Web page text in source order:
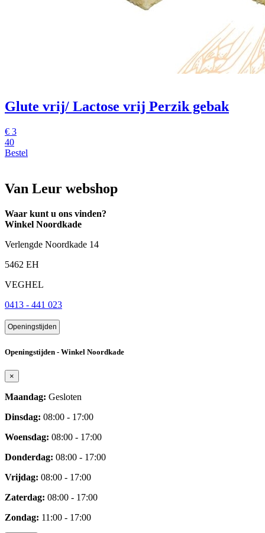
Glute vrij/ Lactose vrij Perzik gebak
€ 3
40
Bestel
Van Leur webshop
Waar kunt u ons vinden?
Winkel Noordkade
Verlengde Noordkade 14
5462 EH
VEGHEL
0413 - 441 023
Openingstijden
Openingstijden - Winkel Noordkade
×
Maandag: Gesloten
Dinsdag: 08:00 - 17:00
Woensdag: 08:00 - 17:00
Donderdag: 08:00 - 17:00
Vrijdag: 08:00 - 17:00
Zaterdag: 08:00 - 17:00
Zondag: 11:00 - 17:00